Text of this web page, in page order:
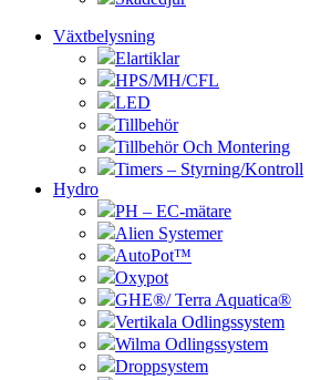
Växtbelysning
Elartiklar
HPS/MH/CFL
LED
Tillbehör
Tillbehör Och Montering
Timers – Styrning/Kontroll
Hydro
PH – EC-mätare
Alien Systemer
AutoPot™
Oxypot
GHE®/ Terra Aquatica®
Vertikala Odlingssystem
Wilma Odlingssystem
Droppsystem